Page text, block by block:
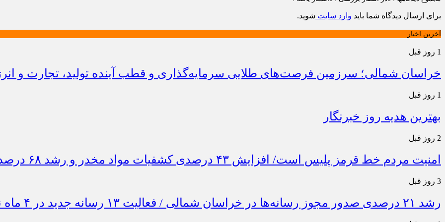
برای ارسال دیدگاه شما باید وارد سایت شوید.
آخرین اخبار
1 روز قبل
خراسان شمالی؛ سرزمین فرصت‌های طلایی سرمایه‌گذاری و قطب آینده تولید، تجارت و
1 روز قبل
بهترین هدیه روز خبرنگار
2 روز قبل
امنیت مردم خط قرمز پلیس است/ افزایش ۴۳ درصدی کشفیات مواد مخدر و رشد ۶۸ درصدی کشف سرقت در خراسان شمالی
3 روز قبل
رشد ۲۱ درصدی صدور مجوز رسانه‌ها در خراسان شمالی / فعالیت ۱۳ رسانه جدید در ۴ ماه نخست سال